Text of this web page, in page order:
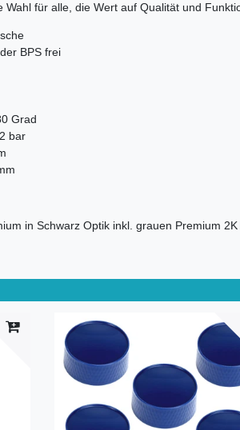
Wahl für alle, die Wert auf Qualität und
BPS frei
Grad
bar
in Schwarz Optik inkl. grauen Premium 2K